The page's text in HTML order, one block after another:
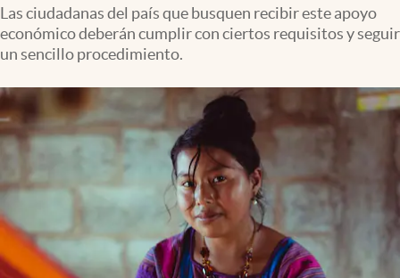
Tv
Clima
Espiritualidad
Mediakit
Las ciudadanas del país que busquen recibir este apoyo
económico deberán cumplir con ciertos requisitos y seguir
un sencillo procedimiento.